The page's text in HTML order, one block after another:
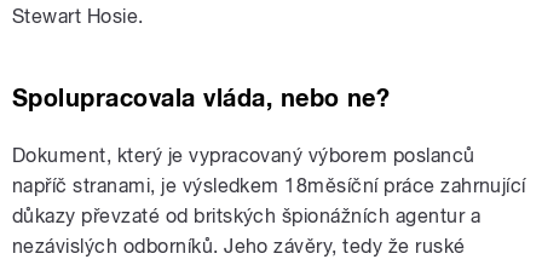
Stewart Hosie.
Spolupracovala vláda, nebo ne?
Dokument, který je vypracovaný výborem poslanců
napříč stranami, je výsledkem 18měsíční práce zahrnující
důkazy převzaté od britských špionážních agentur a
nezávislých odborníků. Jeho závěry, tedy že ruské